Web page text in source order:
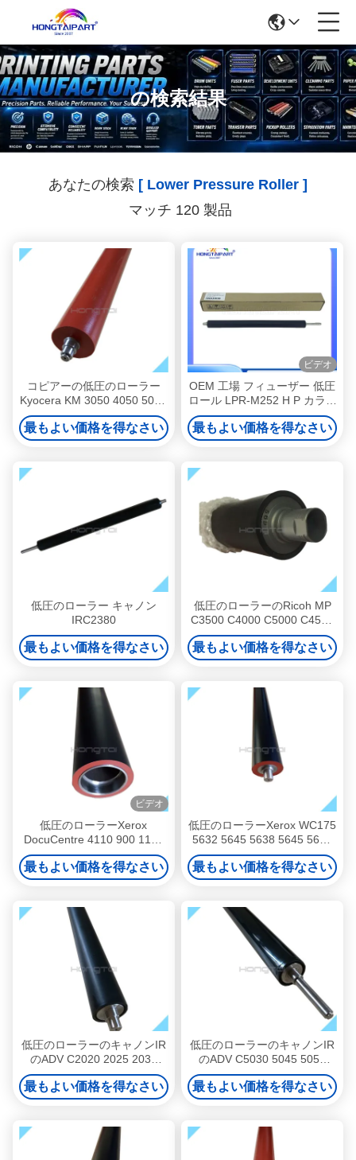
の検索結果
あなたの検索 [ Lower Pressure Roller ]
マッチ 120 製品
コピアーの低圧のローラー
Kyocera KM 3050 4050 5050
2GR94280
最もよい価格を得なさい
ビデオ
OEM 工場 フィューザー 低圧
ロール LPR-M252 H P カラー
レーザージェット プロ M252
M274 M277 プリンター 圧力
ロール 下 Sl
最もよい価格を得なさい
低圧のローラー キャノン
IRC2380
最もよい価格を得なさい
低圧のローラーのRicoh MP
C3500 C4000 C5000 C4500
C2500 3000の原物
最もよい価格を得なさい
ビデオ
低圧のローラーXerox
DocuCentre 4110 900 1100
4127 4112 4595
059K37001。
最もよい価格を得なさい
低圧のローラーXerox WC175
5632 5645 5638 5645 5632
5655 5675 5687。
最もよい価格を得なさい
低圧のローラーのキャノンIR
のADV C2020 2025 2030
2220 2225 2230 M750
CP5225 LPR-CP5225。
最もよい価格を得なさい
低圧のローラーのキャノンIR
のADV C5030 5045 5051
5255 5240 5235 5250。
最もよい価格を得なさい